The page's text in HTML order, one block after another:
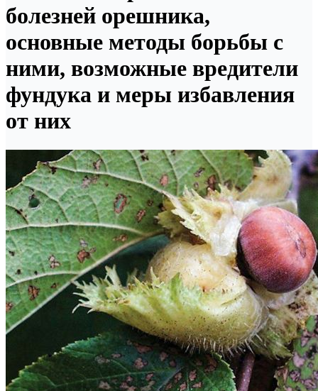
болезней орешника,
основные методы борьбы с
ними, возможные вредители
фундука и меры избавления
от них